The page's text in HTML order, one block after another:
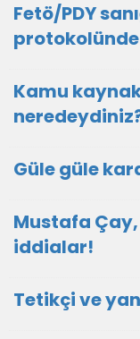
Fetö/PDY
protokolünde
Kamu
Güle güle
Mustafa
iddialar!
Tetikçi ve